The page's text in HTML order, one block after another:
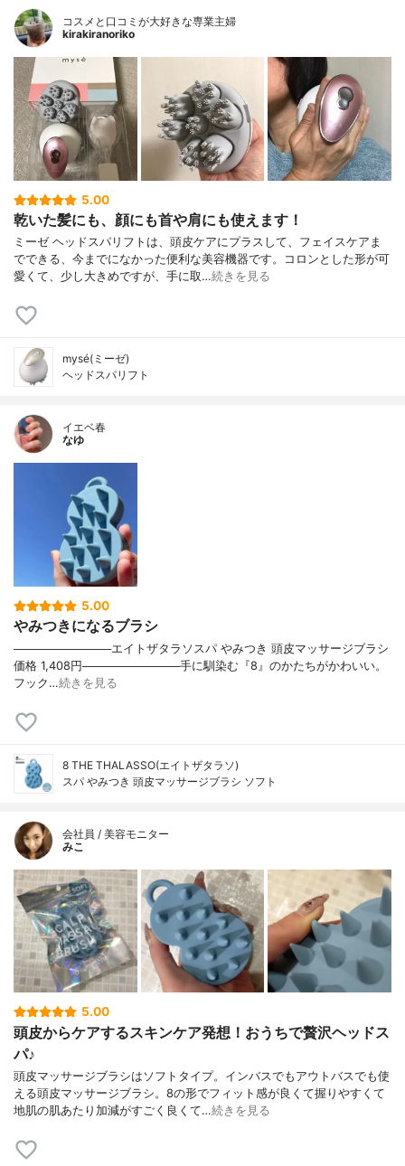
コスメと口コミが大好きな専業主婦
kirakiranoriko
5.00
乾いた髪にも、顔にも首や肩にも使えます！
ミーゼ ヘッドスパリフトは、頭皮ケアにプラスして、フェイスケアま
でできる、今までになかった便利な美容機器です。コロンとした形が可
愛くて、少し大きめですが、手に取…続きを見る
mysé(ミーゼ)
ヘッドスパリフト
イエベ春
なゆ
5.00
やみつきになるブラシ
────────────エイトザタラソスパ やみつき 頭皮マッサージブラシ
価格 1,408円────────────手に馴染む『8』のかたちがかわいい。
フック…続きを見る
8 THE THALASSO(エイトザタラソ)
スパ やみつき 頭皮マッサージブラシ ソフト
会社員 / 美容モニター
みこ
5.00
頭皮からケアするスキンケア発想！おうちで贅沢ヘッドス
パ♪
頭皮マッサージブラシはソフトタイプ。インバスでもアウトバスでも使
える頭皮マッサージブラシ。8の形でフィット感が良くて握りやすくて
地肌の肌あたり加減がすごく良くて…続きを見る